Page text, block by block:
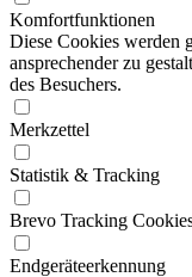
Komfortfunktionen
Diese Cookies werden
ansprechender zu
des Besuchers.
Merkzettel
Statistik & Tracking
Brevo Tracking
Endgeräteerkennung